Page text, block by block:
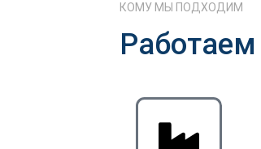
КОМУ МЫ ПОДХОДИМ